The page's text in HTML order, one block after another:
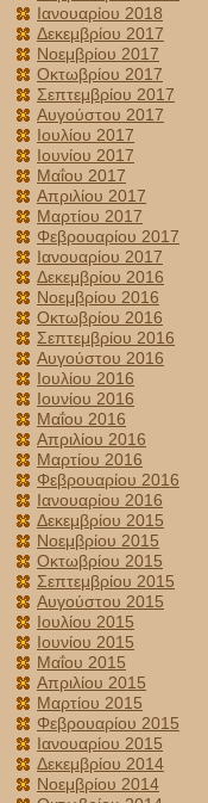
Ιανουαρίου 2018
Δεκεμβρίου 2017
Νοεμβρίου 2017
Οκτωβρίου 2017
Σεπτεμβρίου 2017
Αυγούστου 2017
Ιουλίου 2017
Ιουνίου 2017
Μαΐου 2017
Απριλίου 2017
Μαρτίου 2017
Φεβρουαρίου 2017
Ιανουαρίου 2017
Δεκεμβρίου 2016
Νοεμβρίου 2016
Οκτωβρίου 2016
Σεπτεμβρίου 2016
Αυγούστου 2016
Ιουλίου 2016
Ιουνίου 2016
Μαΐου 2016
Απριλίου 2016
Μαρτίου 2016
Φεβρουαρίου 2016
Ιανουαρίου 2016
Δεκεμβρίου 2015
Νοεμβρίου 2015
Οκτωβρίου 2015
Σεπτεμβρίου 2015
Αυγούστου 2015
Ιουλίου 2015
Ιουνίου 2015
Μαΐου 2015
Απριλίου 2015
Μαρτίου 2015
Φεβρουαρίου 2015
Ιανουαρίου 2015
Δεκεμβρίου 2014
Νοεμβρίου 2014